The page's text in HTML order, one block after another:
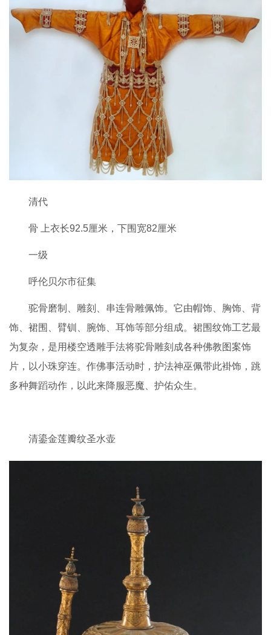
清代
骨 上衣长92.5厘米，下围宽82厘米
一级
呼伦贝尔市征集
驼骨磨制、雕刻、串连骨雕佩饰。它由帽饰、胸饰、背
饰、裙围、臂钏、腕饰、耳饰等部分组成。裙围纹饰工艺最
为复杂，是用楼空透雕手法将驼骨雕刻成各种佛教图案饰
片，以小珠穿连。作佛事活动时，护法神巫佩带此褂饰，跳
多种舞蹈动作，以此来降服恶魔、护佑众生。
清鎏金莲瓣纹圣水壶